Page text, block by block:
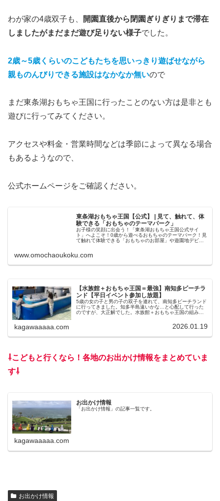
わが家の4歳双子も、
開園直後から閉園ぎりぎりまで滞在
しましたがまだまだ遊び足りない様子でした。
2歳～5歳くらいのこどもたちを思いっきり遊ばせながら
親ものんびりできる施設はなかなか無いので
まだ東条湖おもちゃ王国に行ったことのない方は是非とも
遊びに行ってみてください。
アクセスや料金・営業時間などは季節によって異なる場合
もあるようなので、
公式ホームページをご確認ください。
東条湖おもちゃ王国【公式】 | 見て、触れて、体
験できる「おもちゃのテーマパーク」
お子様の笑顔に出会う！「東条湖おもちゃ王国公式サイ
ト」へよこそ！0歳から遊べるおもちゃのテーマパーク！見
て触れて体験できる「おもちゃのお部屋」や遊園地デビュ
www.omochaoukoku.com
【水族館＋おもちゃ王国＝最強】南知多ビーチラ
ンド【平日イベント参加し放題】
5歳の女の子と男の子の双子を連れて、南知多ビーチランド
に行ってきました。知多半島遠いかな…と心配して行った
のですが、大正解でした。水族館＋おもちゃ王国の組み合
kagawaaaaa.com 2026.01.19
⇩こどもと行くなら！各地のお出かけ情報をまとめていま
す⇩
お出かけ情報
「お出かけ情報」の記事一覧です。
kagawaaaaa.com
お出かけ情報